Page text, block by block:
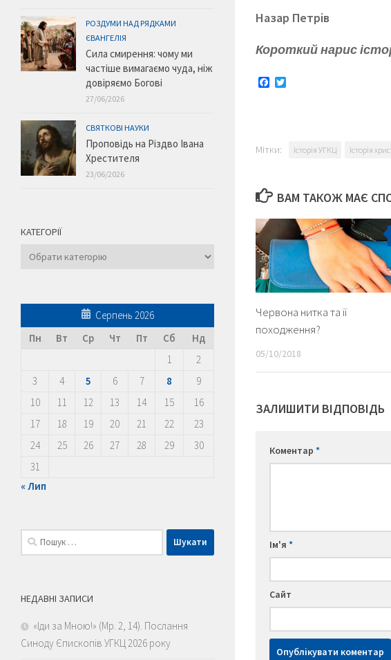
Назар Петрів
Короткий нарис
Facebook
Мітки: Історія УГКЦ Історія
ВАМ ТАКОЖ МАЄ
Червона нитка та її
походження?
05/10/2018
ЗАЛИШИТИ ВІДПОВІДЬ
Коментар *
Ім'я *
Сайт
РОЗДУМИ НАД РЯДКАМИ
ЄВАНГЕЛІЯ
Сила смирення: чому ми
частіше вимагаємо чуда, ніж
довіряємо Богові
27/06/2026
СВЯТКОВІ НАУКИ
Проповідь на Різдво Івана
Хрестителя
23/06/2026
КАТЕГОРІЇ
Категорії
Серпень 2026
Пн
Вт Ср Чт Пт Сб
Нд
1
2
3
4 5 6 7 8
9
10
11 12 13 14 15
16
17
18 19 20 21 22
23
24
25 26 27 28 29
30
31
« Лип
Пошук:
НЕДАВНІ ЗАПИСИ
«Іди за Мною!» (Мр. 2, 14). Послання
Синоду Єпископів УГКЦ 2026 року